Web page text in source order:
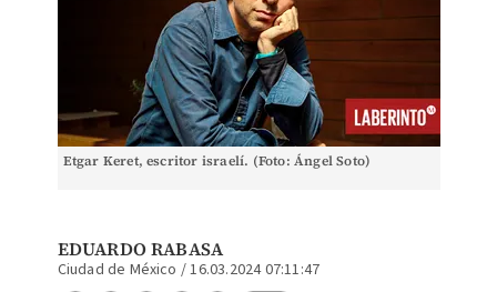
Etgar Keret, escritor israelí. (Foto: Ángel Soto)
EDUARDO RABASA
Ciudad de México /16.03.2024 07:11:47